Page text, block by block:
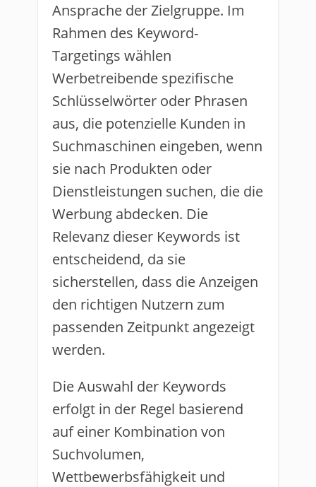
Ansprache der Zielgruppe. Im
Rahmen des Keyword-
Targetings wählen
Werbetreibende spezifische
Schlüsselwörter oder Phrasen
aus, die potenzielle Kunden in
Suchmaschinen eingeben, wenn
sie nach Produkten oder
Dienstleistungen suchen, die die
Werbung abdecken. Die
Relevanz dieser Keywords ist
entscheidend, da sie
sicherstellen, dass die Anzeigen
den richtigen Nutzern zum
passenden Zeitpunkt angezeigt
werden.
Die Auswahl der Keywords
erfolgt in der Regel basierend
auf einer Kombination von
Suchvolumen,
Wettbewerbsfähigkeit und